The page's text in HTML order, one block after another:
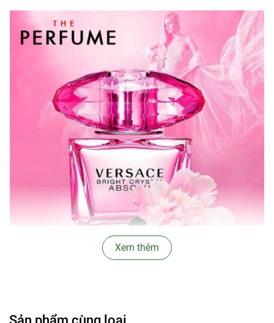
mẫu đơn, hoa linh lan, hoa sen và trái mâm xôi dần được
Xem thêm